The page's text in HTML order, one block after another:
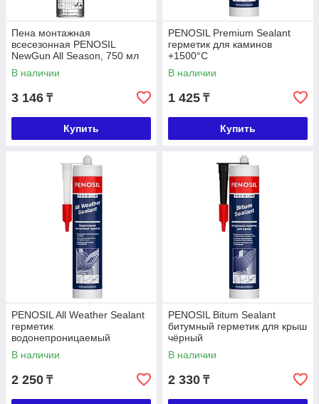
Пена монтажная
всесезонная PENOSIL
NewGun All Season, 750 мл
В наличии
3 146 ₸
Купить
PENOSIL Premium Sealant
герметик для каминов
+1500°C
В наличии
1 425 ₸
Купить
PENOSIL All Weather Sealant
герметик
водонепроницаемый
бесцветный
В наличии
2 250 ₸
PENOSIL Bitum Sealant
битумный герметик для крыш
чёрный
В наличии
2 330 ₸